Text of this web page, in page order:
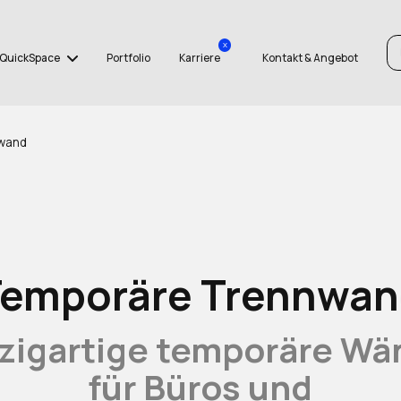
QuickSpace Portfolio Karriere
x
Kontakt & Angebot
temporäre
für Büros und